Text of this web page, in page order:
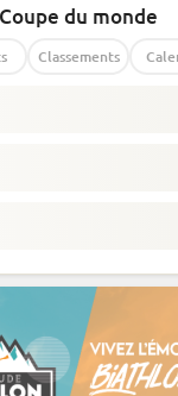
Coupe du monde
Classements